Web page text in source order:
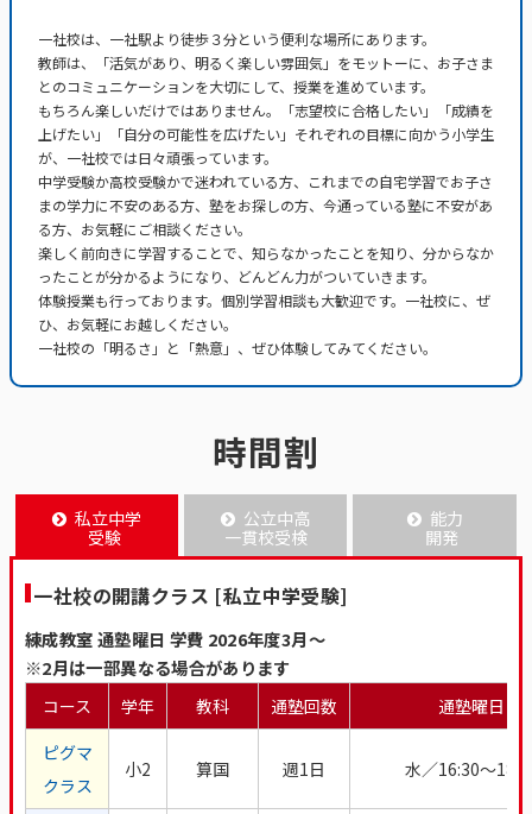
一社校は、一社駅より徒歩３分という便利な場所にあります。
教師は、「活気があり、明るく楽しい雰囲気」をモットーに、お子さま
とのコミュニケーションを大切にして、授業を進めています。
もちろん楽しいだけではありません。「志望校に合格したい」「成績を
上げたい」「自分の可能性を広げたい」それぞれの目標に向かう小学生
が、一社校では日々頑張っています。
中学受験か高校受験かで迷われている方、これまでの自宅学習でお子さ
まの学力に不安のある方、塾をお探しの方、今通っている塾に不安があ
る方、お気軽にご相談ください。
楽しく前向きに学習することで、知らなかったことを知り、分からなか
ったことが分かるようになり、どんどん力がついていきます。
体験授業も行っております。個別学習相談も大歓迎です。一社校に、ぜ
ひ、お気軽にお越しください。
一社校の「明るさ」と「熱意」、ぜひ体験してみてください。
時間割
私立中学
受験
公立中高
一貫校受検
能力
開発
一社校の開講クラス [私立中学受験]
練成教室 通塾曜日 学費 2026年度3月～
※2月は一部異なる場合があります
コース 学年 教科 通塾回数
通塾曜日
ピグマ
クラス
小2 算国 週1日 水／16:30～